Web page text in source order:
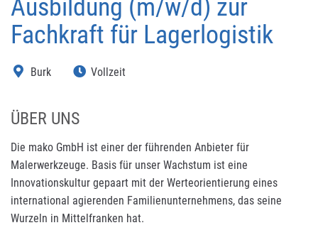
Ausbildung (m/w/d) zur
Fachkraft für Lagerlogistik
Burk Vollzeit
ÜBER UNS
Die mako GmbH ist einer der führenden Anbieter für
Malerwerkzeuge. Basis für unser Wachstum ist eine
Innovationskultur gepaart mit der Werteorientierung eines
international agierenden Familienunternehmens, das seine
Wurzeln in Mittelfranken hat.